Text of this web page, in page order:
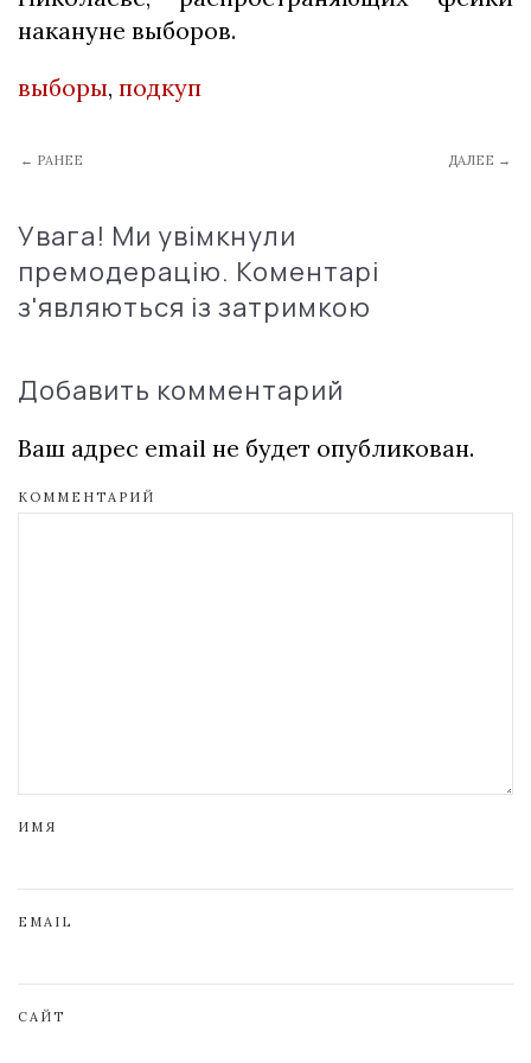
накануне выборов.
выборы, подкуп
← РАНЕЕ ДАЛЕЕ →
Увага! Ми увімкнули
премодерацію. Коментарі
з'являються із затримкою
Добавить комментарий
Ваш адрес email не будет опубликован.
КОММЕНТАРИЙ
ИМЯ
EMAIL
САЙТ